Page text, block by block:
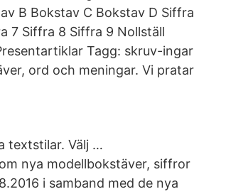
B Bokstav C Bokstav D Siffra
7 Siffra 8 Siffra 9 Nollställ
Tagg: skruv-ingar
ord och meningar. Vi pratar
textstilar. Välj …
nya modellbokstäver, siffror
i samband med de nya